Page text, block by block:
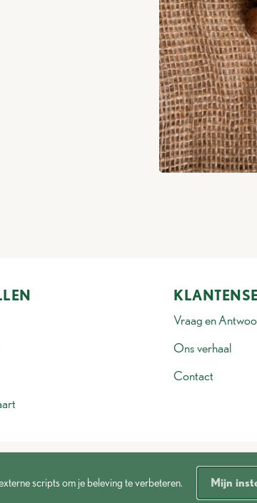
scripts om je beleving te verbeteren. Mijn
Vraag en
Ons verhaal
Contact